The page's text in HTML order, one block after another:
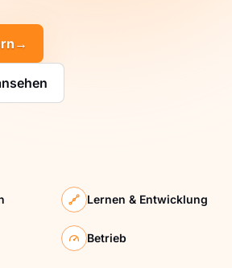
→
Lernen & Entwicklung
Betrieb